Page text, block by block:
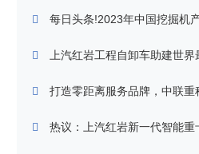
每日头条!2023年中国挖掘机
上汽红岩工程自卸车助建世界
打造零距离服务品牌，中联重
热议：上汽红岩新一代智能重